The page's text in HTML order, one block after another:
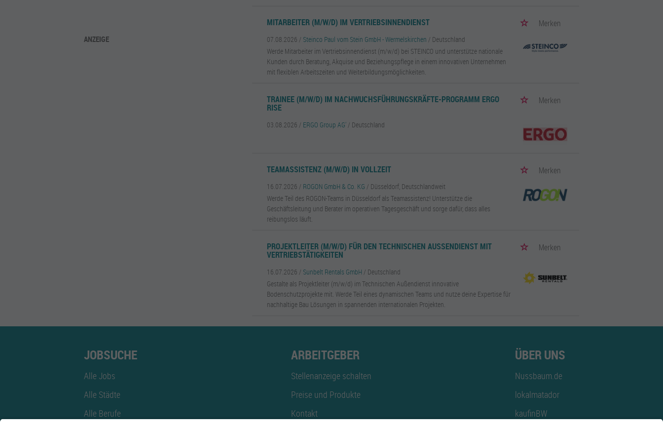
ANZEIGE
MITARBEITER (M/W/D) IM VERTRIEBSINNENDIENST Merken
07.08.2026 / Steinco Paul vom Stein GmbH - Wermelskirchen / Deutschland
Werde Mitarbeiter im Vertriebsinnendienst (m/w/d) bei STEINCO und unterstütze nationale
Kunden durch Beratung, Akquise und Beziehungspflege in einem innovativen Unternehmen
mit flexiblen Arbeitszeiten und Weiterbildungsmöglichkeiten.
TRAINEE (M/W/D) IM NACHWUCHSFÜHRUNGSKRÄFTE-PROGRAMM ERGO
RISE
Merken
03.08.2026 / ERGO Group AG' / Deutschland
TEAMASSISTENZ (M/W/D) IN VOLLZEIT Merken
16.07.2026 / ROGON GmbH & Co. KG / Düsseldorf, Deutschlandweit
Werde Teil des ROGON-Teams in Düsseldorf als Teamassistenz! Unterstütze die
Geschäftsleitung und Berater im operativen Tagesgeschäft und sorge dafür, dass alles
reibungslos läuft.
PROJEKTLEITER (M/W/D) FÜR DEN TECHNISCHEN AUSSENDIENST MIT V
ERTRIEBSTÄTIGKEITEN
Merken
16.07.2026 / Sunbelt Rentals GmbH / Deutschland
Gestalte als Projektleiter (m/w/d) im Technischen Außendienst innovative
Bodenschutzprojekte mit. Werde Teil eines dynamischen Teams und nutze deine Expertise für
nachhaltige Bau Lösungen in spannenden internationalen Projekten.
JOBSUCHE
Alle Jobs
Alle Städte
Alle Berufe
ARBEITGEBER
Stellenanzeige schalten
Preise und Produkte
Kontakt
ÜBER UNS
Nussbaum.de
lokalmatador
kaufinBW